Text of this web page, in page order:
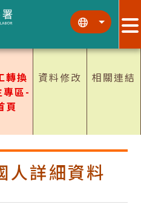
::: :::
轉換
專區-
頁
資料修改 相關連結
人詳細資料